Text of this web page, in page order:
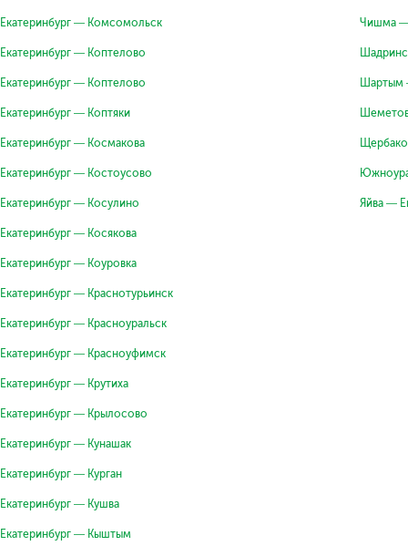
Екатеринбург — Комсомольск
Екатеринбург — Коптелово
Екатеринбург — Коптелово
Екатеринбург — Коптяки
Екатеринбург — Космакова
Екатеринбург — Костоусово
Екатеринбург — Косулино
Екатеринбург — Косякова
Екатеринбург — Коуровка
Екатеринбург — Краснотурьинск
Екатеринбург — Красноуральск
Екатеринбург — Красноуфимск
Екатеринбург — Крутиха
Екатеринбург — Крылосово
Екатеринбург — Кунашак
Екатеринбург — Курган
Екатеринбург — Кушва
Екатеринбург — Кыштым
Чишма —
Шартым
Яйва —